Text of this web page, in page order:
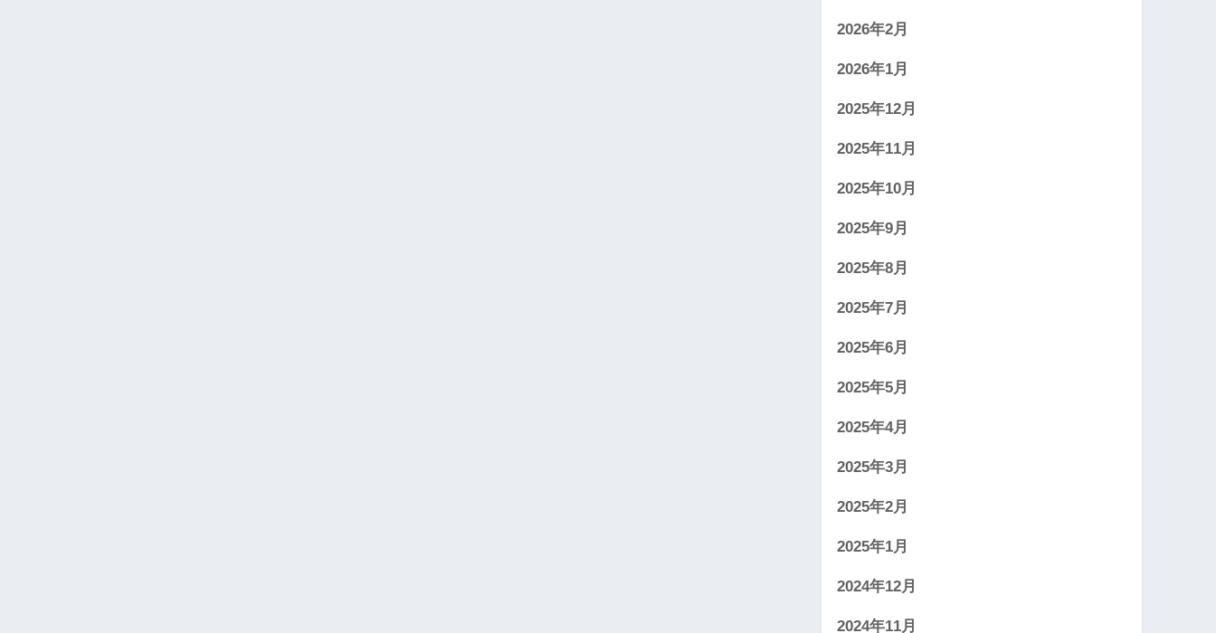
2026年2月
2026年1月
2025年12月
2025年11月
2025年10月
2025年9月
2025年8月
2025年7月
2025年6月
2025年5月
2025年4月
2025年3月
2025年2月
2025年1月
2024年12月
2024年11月